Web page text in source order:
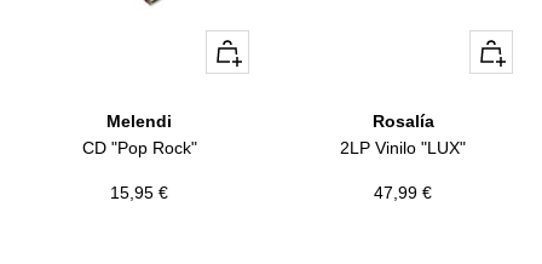
+
Añadir
Melendi
CD "Pop Rock"
Precio
15,95 €
+
Añadir
Rosalía
2LP Vinilo "LUX"
Precio
47,99 €